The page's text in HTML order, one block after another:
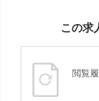
この求
閲覧